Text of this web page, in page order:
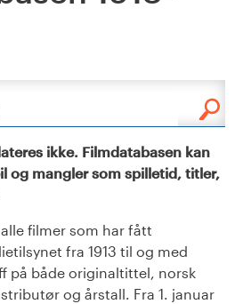
ikke. Filmdatabasen kan
og mangler som spilletid, titler,
filmer som har fått
fra 1913 til og med
på både originaltittel, norsk
og årstall. Fra 1. januar